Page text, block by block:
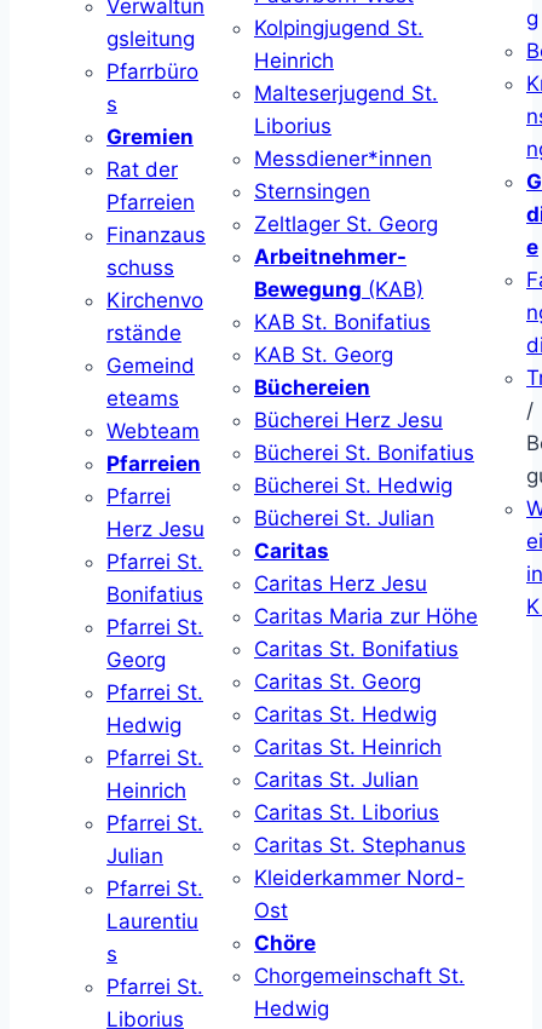
Verwaltun
gsleitung
Pfarrbüro
s
Gremien
Rat der
Pfarreien
Finanzaus
schuss
Kirchenvo
rstände
Gemeind
eteams
Webteam
Pfarreien
Pfarrei
Herz Jesu
Pfarrei St.
Bonifatius
Pfarrei St.
Georg
Pfarrei St.
Hedwig
Pfarrei St.
Heinrich
Pfarrei St.
Julian
Pfarrei St.
Laurentiu
s
Pfarrei St.
Liborius
Kolpingjugend St.
Heinrich
Malteserjugend St.
Liborius
Messdiener*innen
Sternsingen
Zeltlager St. Georg
Arbeitnehmer-
Bewegung (KAB)
KAB St. Bonifatius
KAB St. Georg
Büchereien
Bücherei Herz Jesu
Bücherei St. Bonifatius
Bücherei St. Hedwig
Bücherei St. Julian
Caritas
Caritas Herz Jesu
Caritas Maria zur Höhe
Caritas St. Bonifatius
Caritas St. Georg
Caritas St. Hedwig
Caritas St. Heinrich
Caritas St. Julian
Caritas St. Liborius
Caritas St. Stephanus
Kleiderkammer Nord-
Ost
Chöre
Chorgemeinschaft St.
Hedwig
g
e
/